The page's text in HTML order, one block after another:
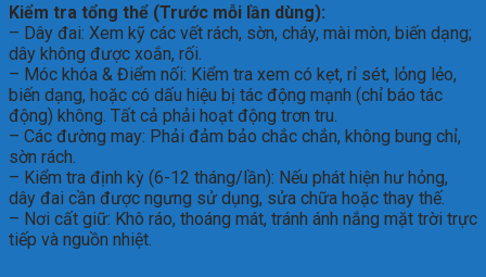
Kiểm tra tổng thể (Trước mỗi lần dùng):
– Dây đai: Xem kỹ các vết rách, sờn, cháy, mài mòn, biến dạng;
dây không được xoắn, rối.
– Móc khóa & Điểm nối: Kiểm tra xem có kẹt, rỉ sét, lỏng lẻo,
biến dạng, hoặc có dấu hiệu bị tác động mạnh (chỉ báo tác
động) không. Tất cả phải hoạt động trơn tru.
– Các đường may: Phải đảm bảo chắc chắn, không bung chỉ,
sờn rách.
– Kiểm tra định kỳ (6-12 tháng/lần): Nếu phát hiện hư hỏng,
dây đai cần được ngưng sử dụng, sửa chữa hoặc thay thế.
– Nơi cất giữ: Khô ráo, thoáng mát, tránh ánh nắng mặt trời trực
tiếp và nguồn nhiệt.